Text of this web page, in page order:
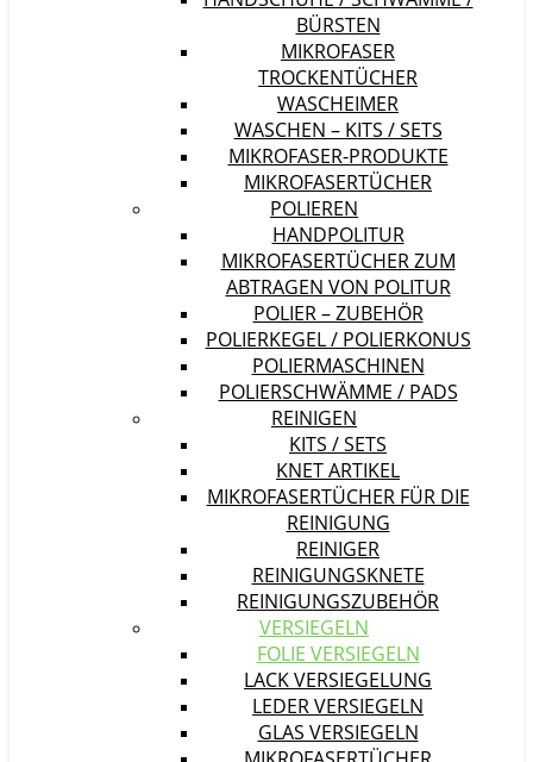
BÜRSTEN
MIKROFASER
TROCKENTÜCHER
WASCHEIMER
WASCHEN – KITS / SETS
MIKROFASER-PRODUKTE
MIKROFASERTÜCHER
POLIEREN
HANDPOLITUR
MIKROFASERTÜCHER ZUM
ABTRAGEN VON POLITUR
POLIER – ZUBEHÖR
POLIERKEGEL / POLIERKONUS
POLIERMASCHINEN
POLIERSCHWÄMME / PADS
REINIGEN
KITS / SETS
KNET ARTIKEL
MIKROFASERTÜCHER FÜR DIE
REINIGUNG
REINIGER
REINIGUNGSKNETE
REINIGUNGSZUBEHÖR
VERSIEGELN
FOLIE VERSIEGELN
LACK VERSIEGELUNG
LEDER VERSIEGELN
GLAS VERSIEGELN